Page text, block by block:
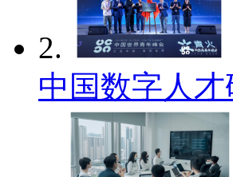
2.
中国数字人